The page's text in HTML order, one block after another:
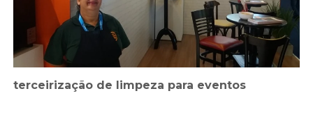
terceirização de limpeza para eventos